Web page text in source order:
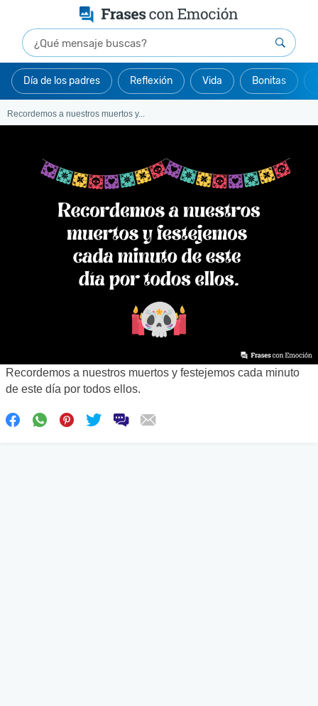
Día de los padres Reflexión Vida Bonitas
Recordemos a nuestros muertos y...
Recordemos a nuestros muertos y festejemos cada minuto
de este día por todos ellos.